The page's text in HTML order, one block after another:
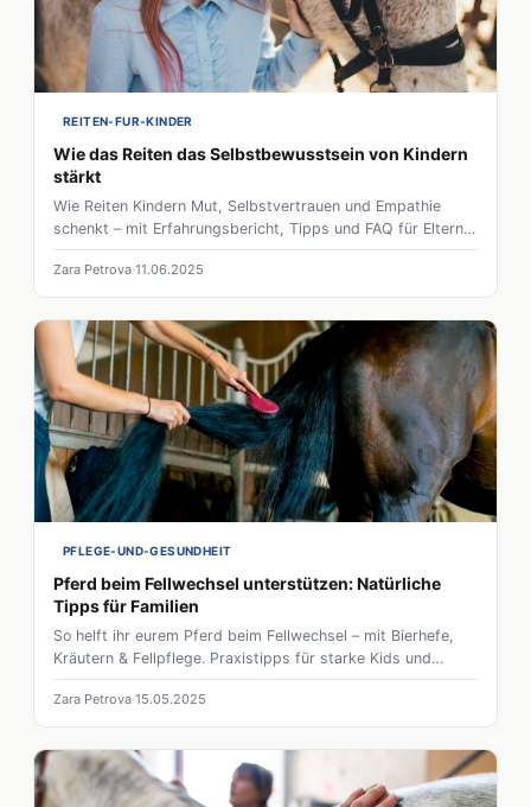
Gewässer umfasst. Letztlich führt nur die Kombination aus
Ausrüstung, chemischen oder natürlichen Schutzmitteln und
einer optimierten Umgebung zu einer spürbaren Entlastung
und mehr Wohlbefinden für Pferd und Halter während der
warmen Monate.
REITEN-FUR-KINDER
Wie das Reiten das Selbstbewusstsein von Kindern
stärkt
Wie Reiten Kindern Mut, Selbstvertrauen und Empathie
schenkt – mit Erfahrungsbericht, Tipps und FAQ für Eltern,
die einen passenden Einstieg suchen.
Zara Petrova 11.06.2025
PFLEGE-UND-GESUNDHEIT
Pferd beim Fellwechsel unterstützen: Natürliche
Tipps für Familien
So helft ihr eurem Pferd beim Fellwechsel – mit Bierhefe,
Kräutern & Fellpflege. Praxistipps für starke Kids und
gesunde Pferde.
Zara Petrova 15.05.2025